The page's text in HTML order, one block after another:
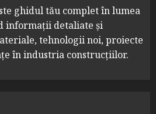
ghidul tău complet în lumea
informații detaliate și
tehnologii noi, proiecte
în industria construcțiilor.